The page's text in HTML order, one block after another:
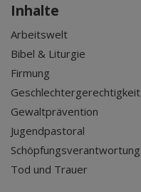
Inhalte
Arbeitswelt
Bibel & Liturgie
Firmung
Geschlechtergerechtigkeit
Gewaltprävention
Jugendpastoral
Schöpfungsverantwortung
Tod und Trauer